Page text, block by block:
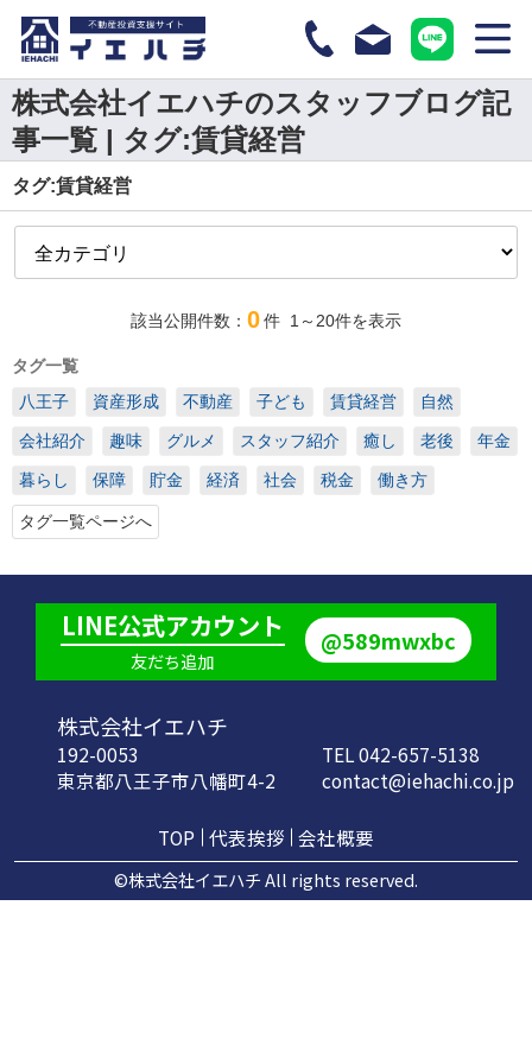
株式会社イエハチのスタッフブログ記
事一覧 | タグ:賃貸経営
タグ:賃貸経営
該当公開件数： 0件 1～20件を表示
タグ一覧
八王子
資産形成 不動産 子ども 賃貸経営 自然
会社紹介 趣味 グルメ スタッフ紹介 癒し 老後 年金
暮らし 保障 貯金 経済 社会 税金 働き方
タグ一覧ページへ
LINE公式アカウント
友だち追加
@589mwxbc
株式会社イエハチ
192-0053
東京都八王子市八幡町4-2
TEL 042-657-5138
contact@iehachi.co.jp
TOP 代表挨拶 会社概要
©株式会社イエハチ All rights reserved.